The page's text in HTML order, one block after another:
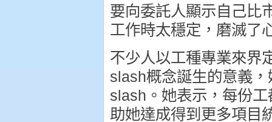
要向委託人顯示自己比
工作時太穩定，磨滅了
不少人以工種專業來界
slash概念誕生的意義
slash。她表示，每份
助她達成得到更多項目